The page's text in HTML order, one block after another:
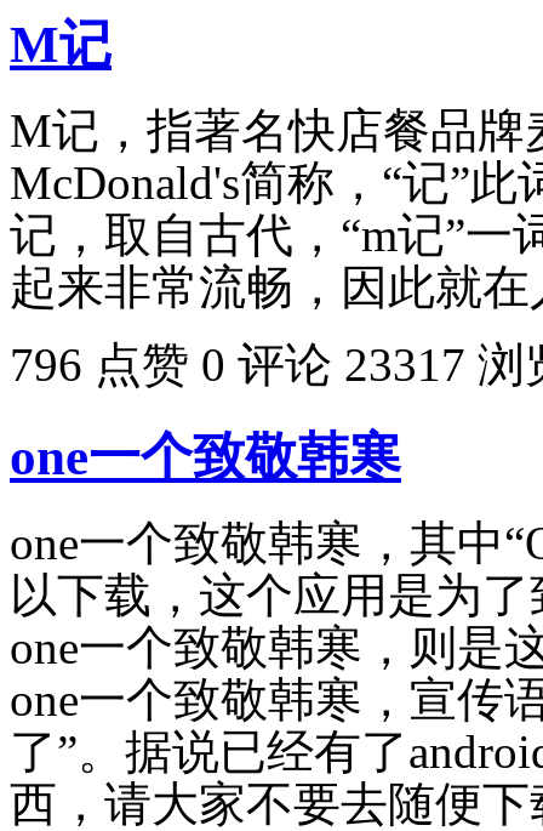
M记
M记，指著名快店餐品
McDonald's简称，“记”
记，取自古代，“m记”一
起来非常流畅，因此就
796 点赞 0 评论 23317 浏
one一个致敬韩寒
one一个致敬韩寒，其中
以下载，这个应用是为
one一个致敬韩寒，则是
one一个致敬韩寒，宣传
了”。据说已经有了
西，请大家不要去随便下